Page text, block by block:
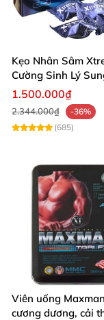
Kẹo Nhân Sâm
Cường Sinh Lý
Khi Lâm Trận
1.500.000₫
2.344.000₫
-36%
(685)
Viên uống
cương dương, cải